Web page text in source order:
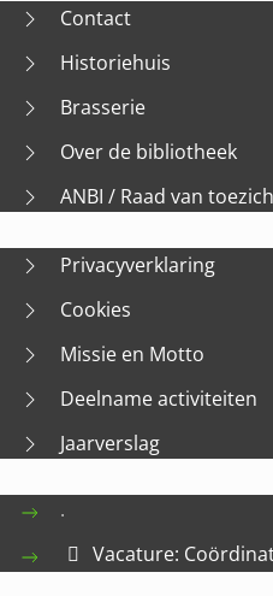
Contact
Historiehuis
Brasserie
Over de bibliotheek
ANBI / Raad van
Privacyverklaring
Cookies
Missie en Motto
Deelname activiteiten
Jaarverslag
.
Vacature: